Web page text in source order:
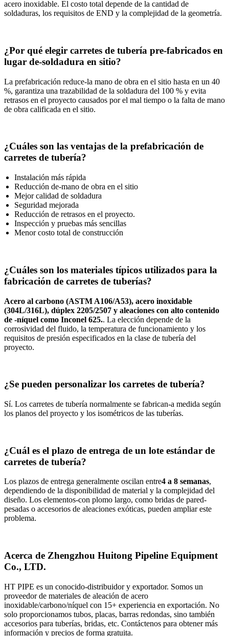
acero inoxidable. El costo total depende de la cantidad de
soldaduras, los requisitos de END y la complejidad de la geometría.
¿Por qué elegir carretes de tubería pre-fabricados en
lugar de-soldadura en sitio?
La prefabricación reduce-la mano de obra en el sitio hasta en un 40
%, garantiza una trazabilidad de la soldadura del 100 % y evita
retrasos en el proyecto causados ​​por el mal tiempo o la falta de mano
de obra calificada en el sitio.
¿Cuáles son las ventajas de la prefabricación de
carretes de tubería?
Instalación más rápida
Reducción de-mano de obra en el sitio
Mejor calidad de soldadura
Seguridad mejorada
Reducción de retrasos en el proyecto.
Inspección y pruebas más sencillas
Menor costo total de construcción
¿Cuáles son los materiales típicos utilizados para la
fabricación de carretes de tuberías?
Acero al carbono (ASTM A106/A53), acero inoxidable
(304L/316L), dúplex 2205/2507 y aleaciones con alto contenido
de -níquel como Inconel 625.. La elección depende de la
corrosividad del fluido, la temperatura de funcionamiento y los
requisitos de presión especificados en la clase de tubería del
proyecto.
¿Se pueden personalizar los carretes de tubería?
Sí. Los carretes de tubería normalmente se fabrican-a medida según
los planos del proyecto y los isométricos de las tuberías.
¿Cuál es el plazo de entrega de un lote estándar de
carretes de tubería?
Los plazos de entrega generalmente oscilan entre4 a 8 semanas,
dependiendo de la disponibilidad de material y la complejidad del
diseño. Los elementos-con plomo largo, como bridas de pared-
pesadas o accesorios de aleaciones exóticas, pueden ampliar este
problema.
Acerca de Zhengzhou Huitong Pipeline Equipment
Co., LTD.
HT PIPE es un conocido-distribuidor y exportador. Somos un
proveedor de materiales de aleación de acero
inoxidable/carbono/níquel con 15+ experiencia en exportación. No
solo proporcionamos tubos, placas, barras redondas, sino también
accesorios para tuberías, bridas, etc. Contáctenos para obtener más
información y precios de forma gratuita.